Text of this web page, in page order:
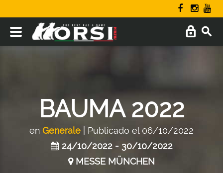
BAUMA 2022
en Generale | Publicado el 06/10/2022
24/10/2022 - 30/10/2022
MESSE MÜNCHEN